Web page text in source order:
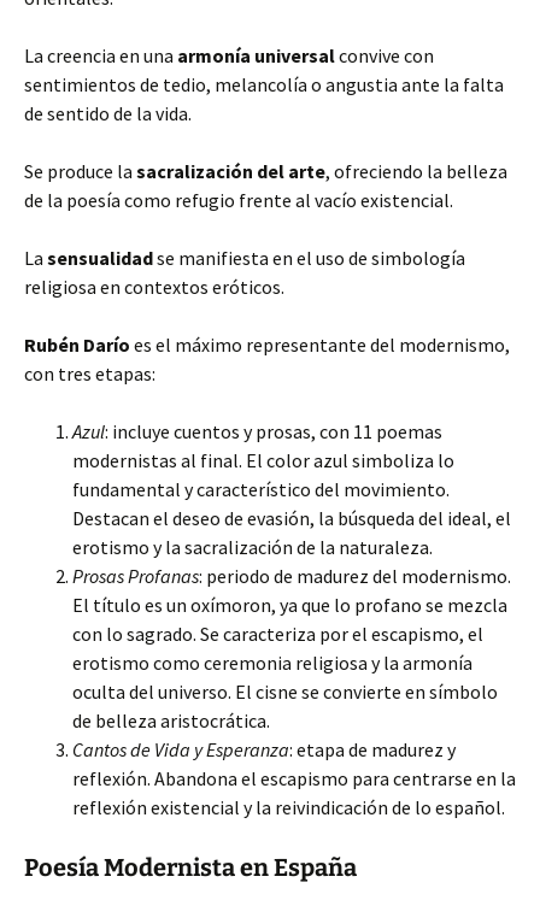
La creencia en una armonía universalconvive con
sentimientos de tedio, melancolía o angustia ante la falta
de sentido de la vida.
Se produce la sacralización del arte, ofreciendo la belleza
de la poesía como refugio frente al vacío existencial.
La sensualidadse manifiesta en el uso de simbología
religiosa en contextos eróticos.
Rubén Darío es el máximo representante del modernismo,
con tres etapas:
Azul: incluye cuentos y prosas, con 11 poemas
modernistas al final. El color azul simboliza lo
fundamental y característico del movimiento.
Destacan el deseo de evasión, la búsqueda del ideal, el
erotismo y la sacralización de la naturaleza.
Prosas Profanas: periodo de madurez del modernismo.
El título es un oxímoron, ya que lo profano se mezcla
con lo sagrado. Se caracteriza por el escapismo, el
erotismo como ceremonia religiosa y la armonía
oculta del universo. El cisne se convierte en símbolo
de belleza aristocrática.
Cantos de Vida y Esperanza: etapa de madurez y
reflexión. Abandona el escapismo para centrarse en la
reflexión existencial y la reivindicación de lo español.
Poesía Modernista en España